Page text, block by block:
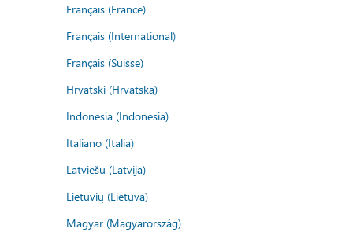
Français (France)
Français (International)
Français (Suisse)
Hrvatski (Hrvatska)
Indonesia (Indonesia)
Italiano (Italia)
Latviešu (Latvija)
Lietuvių (Lietuva)
Magyar (Magyarország)